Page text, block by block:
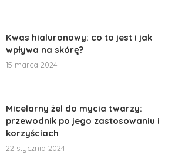
Kwas hialuronowy: co to jest i jak
wpływa na skórę?
15 marca 2024
Micelarny żel do mycia twarzy:
przewodnik po jego zastosowaniu i
korzyściach
22 stycznia 2024